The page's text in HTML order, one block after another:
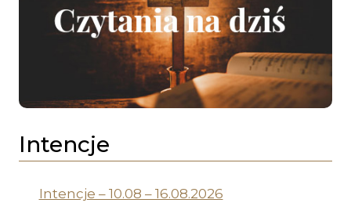
Intencje
Intencje – 10.08 – 16.08.2026